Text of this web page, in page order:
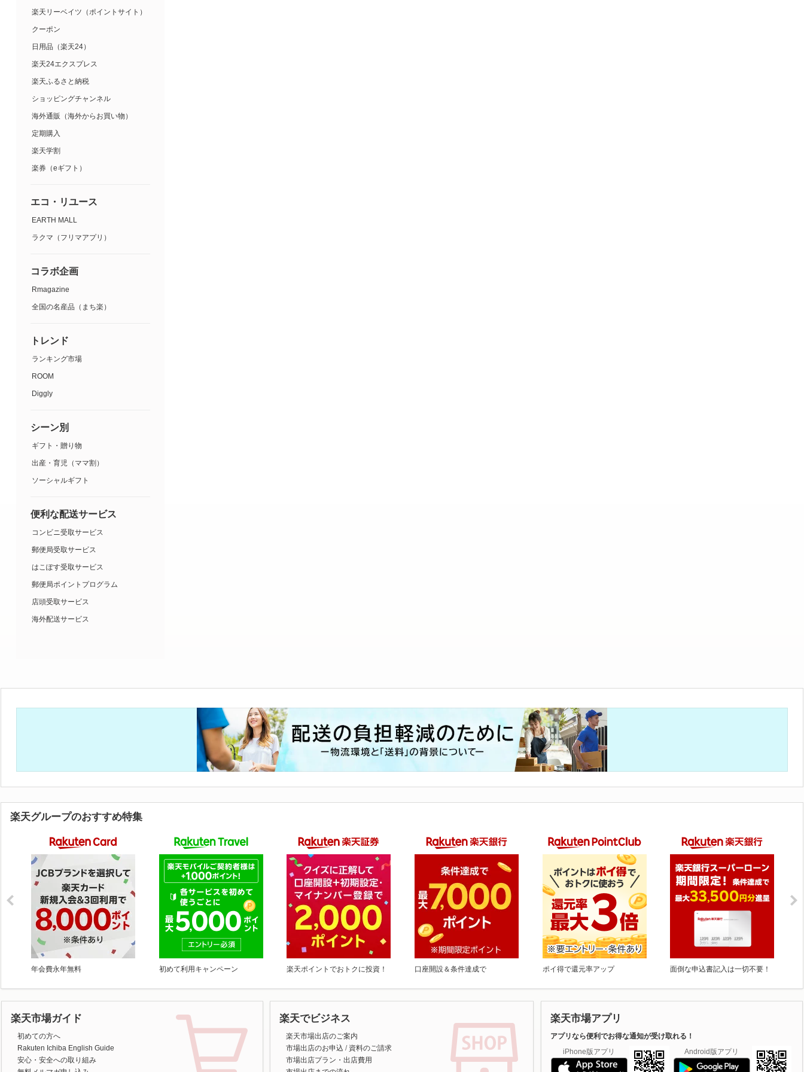
楽天リーベイツ（ポイントサイト）
クーポン
日用品（楽天24）
楽天24エクスプレス
楽天ふるさと納税
ショッピングチャンネル
海外通販（海外からお買い物）
定期購入
楽天学割
楽券（eギフト）
エコ・リユース
EARTH MALL
ラクマ（フリマアプリ）
コラボ企画
Rmagazine
全国の名産品（まち楽）
トレンド
ランキング市場
ROOM
Diggly
シーン別
ギフト・贈り物
出産・育児（ママ割）
ソーシャルギフト
便利な配送サービス
コンビニ受取サービス
郵便局受取サービス
はこぽす受取サービス
郵便局ポイントプログラム
店頭受取サービス
海外配送サービス
楽天グループのおすすめ特集
年会費永年無料 初めて利用キャンペーン 楽天ポイントでおトクに投資！ 口座開設＆条件達成で ポイ得で還元率アップ 面倒な申込書記入は一切不要！
楽天市場ガイド
初めての方へ
Rakuten Ichiba English Guide
安心・安全への取り組み
楽天でビジネス
楽天市場出店のご案内
市場出店のお申込 / 資料のご請求
市場出店プラン・出店費用
楽天市場アプリ
アプリなら便利でお得な通知が受け取れる！
iPhone版アプリ
Android版アプリ